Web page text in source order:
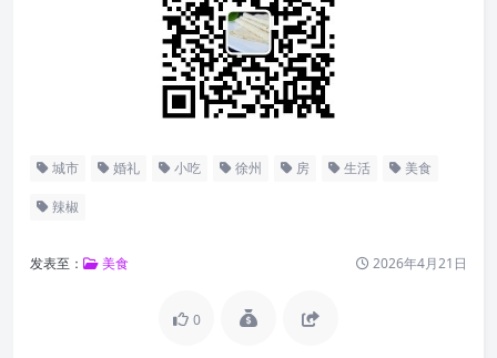
城市 婚礼 小吃 徐州 房 生活 美食
辣椒
发表至： 美食 2026年4月21日
0